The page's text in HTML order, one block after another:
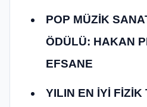
POP MÜZİK
ÖDÜLÜ: HAKAN
EFSANE
YILIN EN İYİ FİZİK